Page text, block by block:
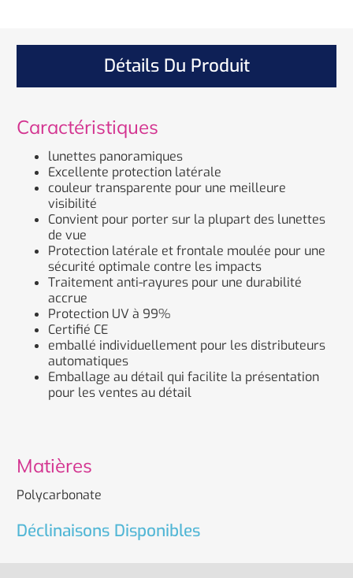
Détails Du Produit
Caractéristiques
lunettes panoramiques
Excellente protection latérale
couleur transparente pour une meilleure
visibilité
Convient pour porter sur la plupart des lunettes
de vue
Protection latérale et frontale moulée pour une
sécurité optimale contre les impacts
Traitement anti-rayures pour une durabilité
accrue
Protection UV à 99%
Certifié CE
emballé individuellement pour les distributeurs
automatiques
Emballage au détail qui facilite la présentation
pour les ventes au détail
Matières
Polycarbonate
Déclinaisons Disponibles